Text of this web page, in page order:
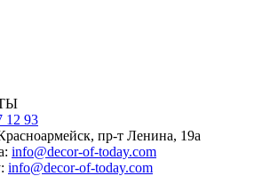
12 93
пр-т Ленина, 19а
info@decor-of-today.com
info@decor-of-today.com